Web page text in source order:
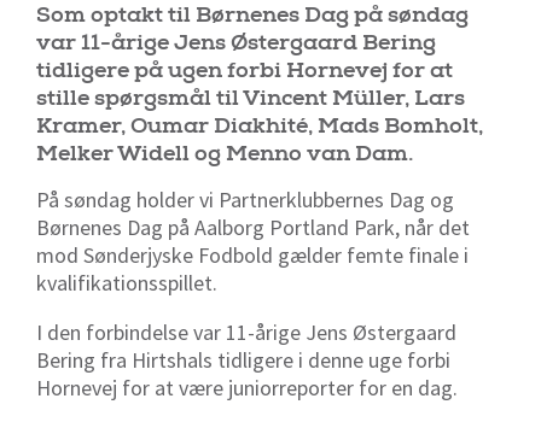
Som optakt til Børnenes Dag på søndag
var 11-årige Jens Østergaard Bering
tidligere på ugen forbi Hornevej for at
stille spørgsmål til Vincent Müller, Lars
Kramer, Oumar Diakhité, Mads Bomholt,
Melker Widell og Menno van Dam.
På søndag holder vi Partnerklubbernes Dag og
Børnenes Dag på Aalborg Portland Park, når det
mod Sønderjyske Fodbold gælder femte finale i
kvalifikationsspillet.
I den forbindelse var 11-årige Jens Østergaard
Bering fra Hirtshals tidligere i denne uge forbi
Hornevej for at være juniorreporter for en dag.